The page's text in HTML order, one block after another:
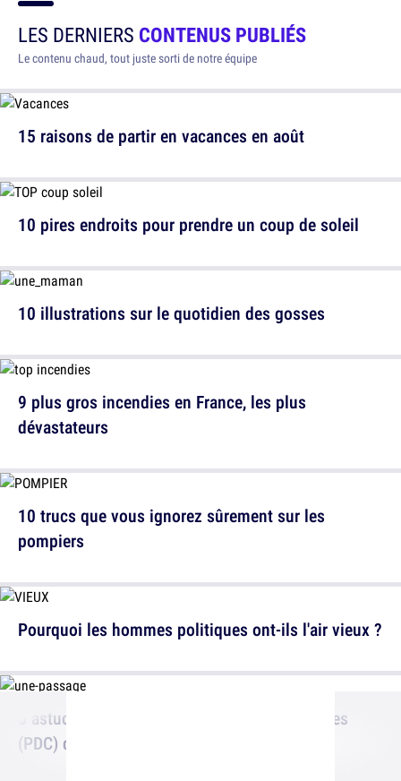
LES DERNIERS CONTENUS PUBLIÉS
Le contenu chaud, tout juste sorti de notre équipe
15 raisons de partir en vacances en août
10 illustrations sur le quotidien des gosses
10 trucs que vous ignorez sûrement sur les
pompiers
5 astuces pour réussir le Passage Des Couilles
(PDC) quand tu te baignes
10 pires endroits pour prendre un coup de soleil
9 plus gros incendies en France, les plus
dévastateurs
Pourquoi les hommes politiques ont-ils l'air vieux ?